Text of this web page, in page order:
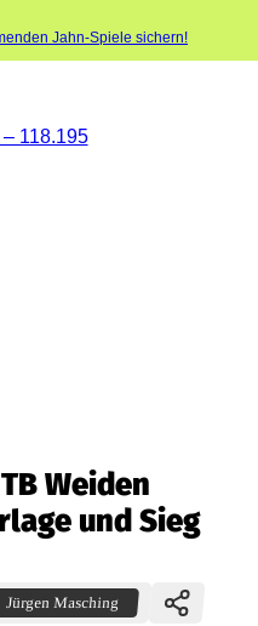
Weiden
und Sieg
Jürgen Masching